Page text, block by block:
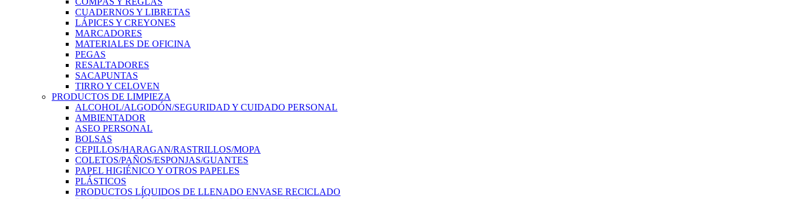
CUADERNOS Y LIBRETAS
LÁPICES Y CREYONES
MARCADORES
MATERIALES DE OFICINA
PEGAS
RESALTADORES
SACAPUNTAS
TIRRO Y CELOVEN
PRODUCTOS DE LIMPIEZA
ALCOHOL/ALGODÓN/SEGURIDAD Y CUIDADO PERSONAL
AMBIENTADOR
ASEO PERSONAL
BOLSAS
CEPILLOS/HARAGAN/RASTRILLOS/MOPA
COLETOS/PAÑOS/ESPONJAS/GUANTES
PAPEL HIGIÉNICO Y OTROS PAPELES
PLÁSTICOS
PRODUCTOS LÍQUIDOS DE LLENADO ENVASE RECICLADO